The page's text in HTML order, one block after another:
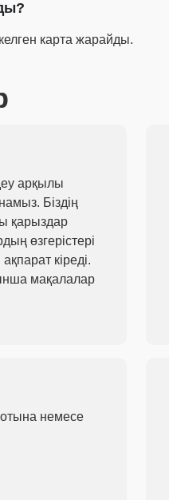
карта жарайды.
арқылы
Біздің
қарыздар
өзгерістері
кіреді.
мақалалар
немесе